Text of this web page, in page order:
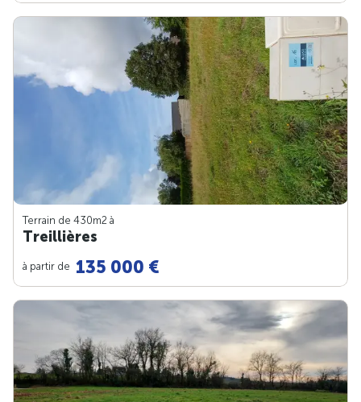
Terrain de 430m2 à
Treillières
à partir de 135 000 €